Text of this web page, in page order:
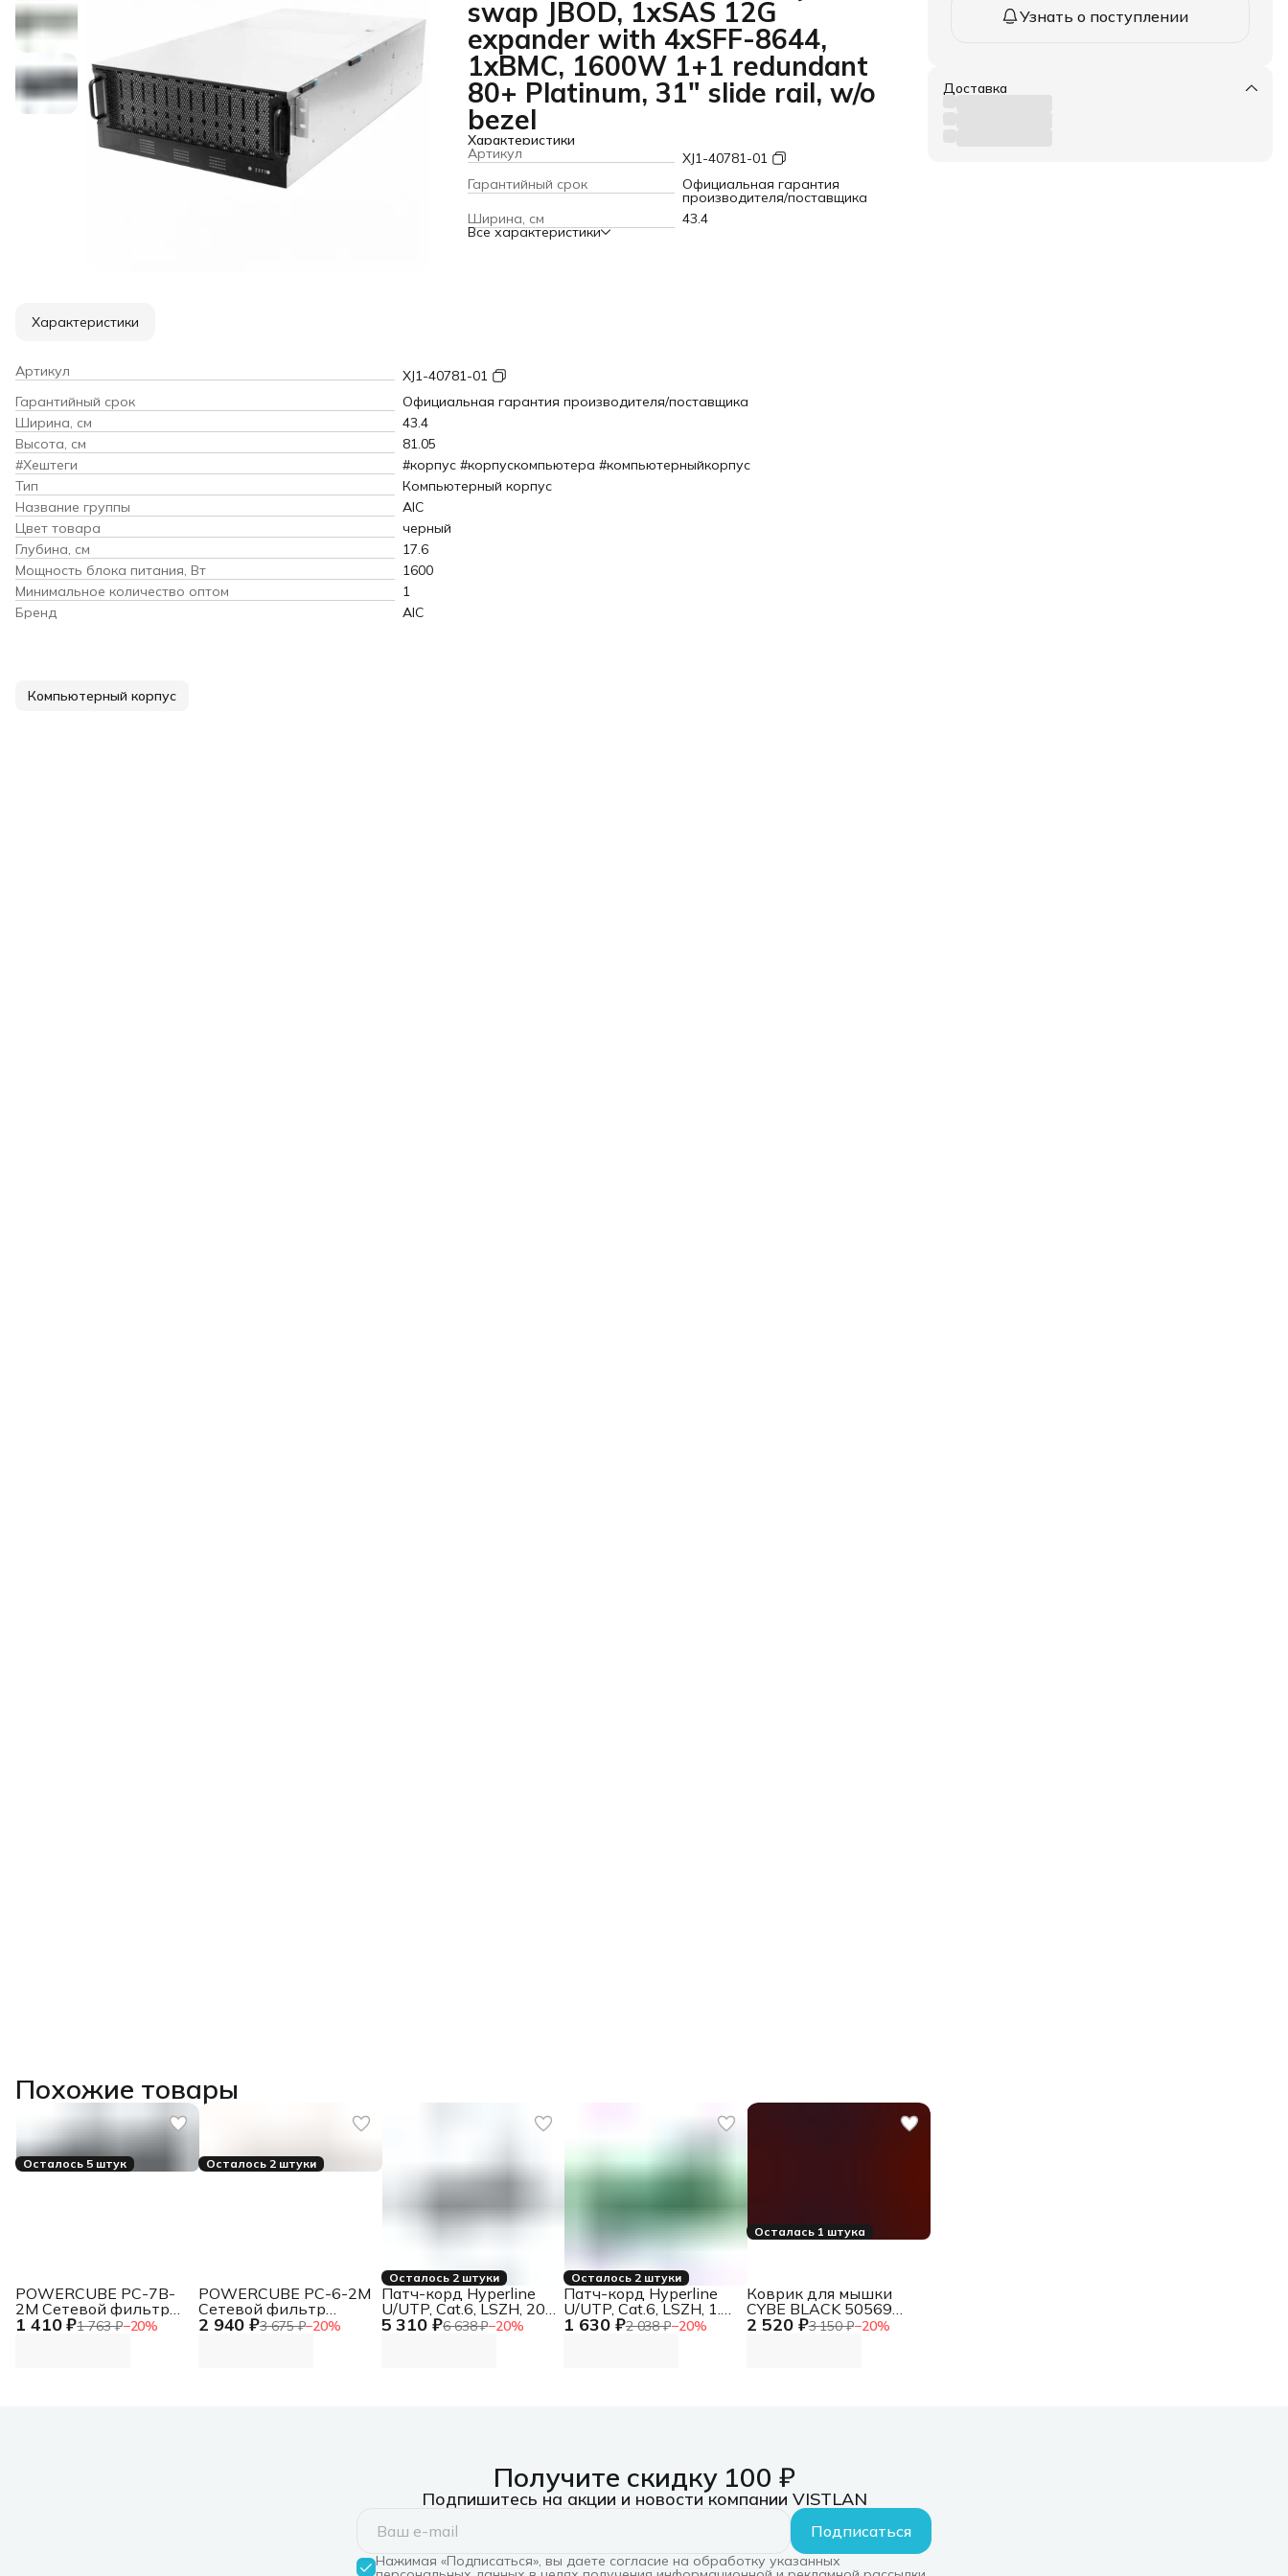
swap JBOD, 1xSAS 12G
expander with 4xSFF-8644,
1xBMC, 1600W 1+1 redundant
80+ Platinum, 31" slide rail, w/o
bezel
Характеристики
Артикул
XJ1-40781-01
Гарантийный срок
Официальная гарантия
производителя/поставщика
Ширина, см
43.4
Все характеристики
Узнать о поступлении
Доставка
Характеристики
Артикул
XJ1-40781-01
Гарантийный срок
Официальная гарантия производителя/поставщика
Ширина, см
43.4
Высота, см
81.05
#Хештеги
#корпус #корпускомпьютера #компьютерныйкорпус
Тип
Компьютерный корпус
Название группы
AIC
Цвет товара
черный
Глубина, см
17.6
Мощность блока питания, Вт
1600
Минимальное количество оптом
1
Бренд
AIC
Компьютерный корпус
Похожие товары
Осталось 5 штук
1 410 ₽1 763 ₽−20%
POWERCUBE PC-7B-
2M Сетевой фильтр
Power Cube сетевой
Осталось 2 штуки
2 940 ₽3 675 ₽−20%
POWERCUBE PC-6-2M
Сетевой фильтр
Power Cube сетевой
Осталось 2 штуки
5 310 ₽6 638 ₽−20%
Патч-корд Hyperline
U/UTP, Cat.6, LSZH, 20
м, серый PC-LPM-UTP-
Осталось 2 штуки
1 630 ₽2 038 ₽−20%
Патч-корд Hyperline
U/UTP, Cat.6, LSZH, 1.5
м, зеленый PC-LPM-
Осталась 1 штука
2 520 ₽3 150 ₽−20%
Коврик для мышки
CYBE BLACK 50569
DEFENDER
Получите скидку 100 ₽
Подпишитесь на акции и новости компании VISTLAN
Подписаться
Нажимая «Подписаться», вы даете согласие на обработку указанных